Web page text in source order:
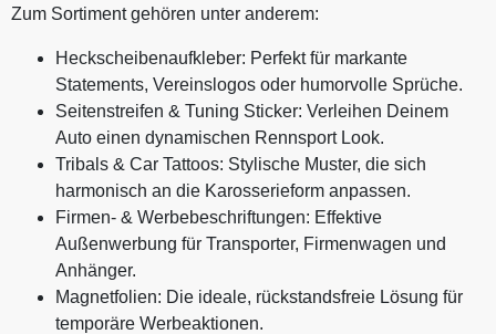
Zum Sortiment gehören unter anderem:
Heckscheibenaufkleber: Perfekt für markante
Statements, Vereinslogos oder humorvolle Sprüche.
Seitenstreifen & Tuning Sticker: Verleihen Deinem
Auto einen dynamischen Rennsport Look.
Tribals & Car Tattoos: Stylische Muster, die sich
harmonisch an die Karosserieform anpassen.
Firmen- & Werbebeschriftungen: Effektive
Außenwerbung für Transporter, Firmenwagen und
Anhänger.
Magnetfolien: Die ideale, rückstandsfreie Lösung für
temporäre Werbeaktionen.